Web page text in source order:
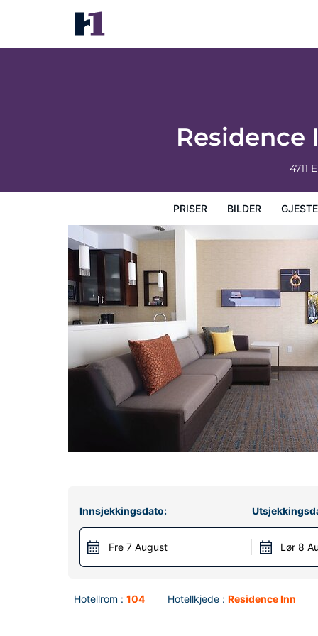
Residence
4711
PRISER BILDER
Residence Inn by Marriott Houston
Priser
Innsjekkingsdato:
Fre 7 August Lør 8
Hotellrom : 104 Hotellkjede : Residence Inn